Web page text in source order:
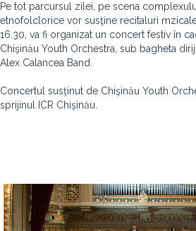
Pe tot parcursul zilei, pe scena
etnofolclorice vor susţine recitaluri
16.30, va fi organizat un concert festiv în
Chişinău Youth Orchestra, sub bagheta
Alex Calancea Band.
Concertul susţinut de Chişinău Youth
sprijinul ICR Chişinău.